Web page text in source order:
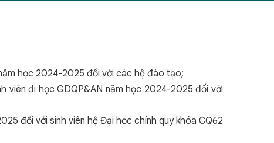
học 2024-2025 đối với các hệ đào tạo;
viên đi học GDQP&AN năm học 2024-2025 đối với
đối với sinh viên hệ Đại học chính quy khóa CQ62